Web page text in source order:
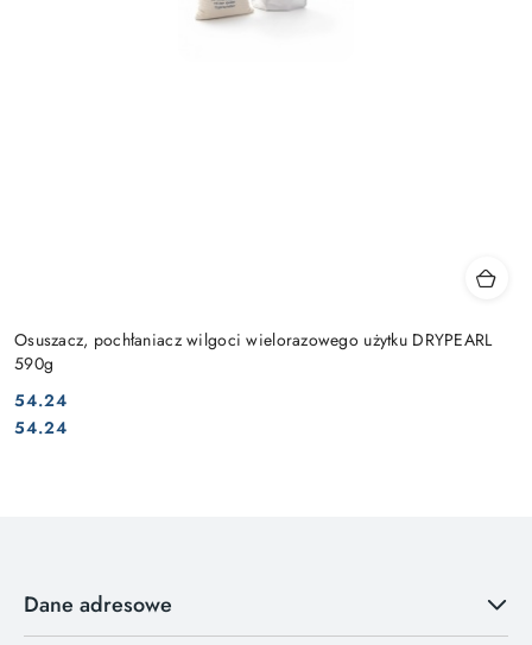
Osuszacz, pochłaniacz wilgoci wielorazowego użytku DRYPEARL
590g
Cena:
54.24
Cena:
54.24
Dane adresowe